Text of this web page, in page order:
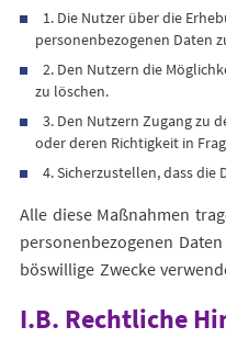
1. Die Nutzer über die
personenbezogenen Daten
2. Den Nutzern die
zu löschen.
3. Den Nutzern Zugang zu
oder deren Richtigkeit in
4. Sicherzustellen, dass die
Alle diese Maßnahmen
personenbezogenen
böswillige Zwecke
I.B. Rechtliche